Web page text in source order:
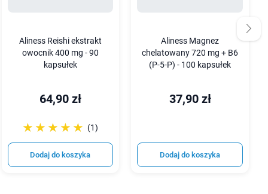
Aliness Reishi ekstrakt
owocnik 400 mg - 90
kapsułek
64,90 zł
☆☆☆☆☆
★★★★★ (1)
Dodaj do koszyka
Aliness Magnez
chelatowany 720 mg + B6
(P-5-P) - 100 kapsułek
37,90 zł
Dodaj do koszyka